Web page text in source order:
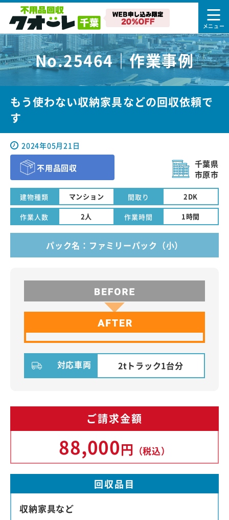
No.25464｜作業事例
もう使わない収納家具などの回収依頼で
す
2024年05月21日
不用品回収
千葉県
市原市
建物種類 マンション 間取り 2DK
作業人数 2人 作業時間 1時間
パック名：ファミリーパック（小）
対応車両 2tトラック1台分
ご請求金額
88,000円 （税込）
回収品目
収納家具など